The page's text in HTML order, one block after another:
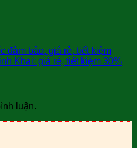
đảm bảo, giá rẻ, tiết kiệm
Khai: giá rẻ, tiết kiệm 30%
luận.